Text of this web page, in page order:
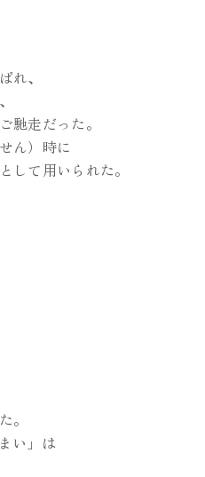
れ、
馳走だった。
ん）時に
して用いられた。
。
い」は